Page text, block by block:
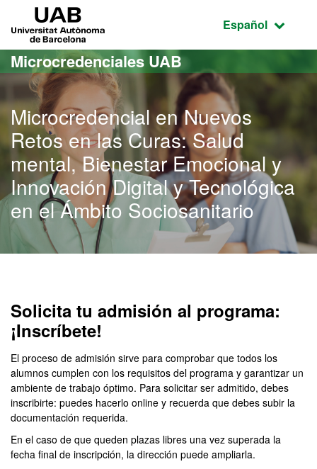
Acceso al contenido principal
Acceso a la navegación de la página
Idioma
Español
Microcredenciales UAB
Microcredencial en Nuevos
Retos en las Curas: Salud
mental, Bienestar Emocional y
Innovación Digital y Tecnológica
en el Ámbito Sociosanitario
Solicita tu admisión al programa:
¡Inscríbete!
El proceso de admisión sirve para comprobar que todos los
alumnos cumplen con los requisitos del programa y garantizar un
ambiente de trabajo óptimo. Para solicitar ser admitido, debes
inscribirte: puedes hacerlo online y recuerda que debes subir la
documentación requerida.
En el caso de que queden plazas libres una vez superada la
fecha final de inscripción, la dirección puede ampliarla.